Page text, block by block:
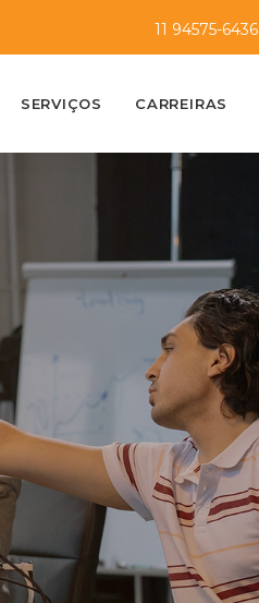
11 94575-6436
SERVIÇOS CARREIRAS